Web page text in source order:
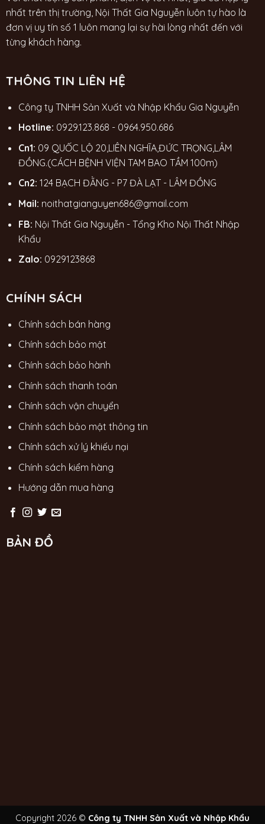
nhất trên thị trường, Nội Thất Gia Nguyễn luôn tự hào là
đơn vị uy tín số 1 luôn mang lại sự hài lòng nhất đến với
từng khách hàng.
THÔNG TIN LIÊN HỆ
Công ty TNHH Sản Xuất và Nhập Khẩu Gia Nguyễn
Hotline: 0929.123.868 - 0964.950.686
Cn1: 09 QUỐC LỘ 20,LIÊN NGHĨA,ĐỨC TRỌNG,LÂM
ĐỒNG.(CÁCH BỆNH VIỆN TAM BAO TẦM 100m)
Cn2: 124 BẠCH ĐẰNG - P7 ĐÀ LẠT - LÂM ĐỒNG
Mail: noithatgianguyen686@gmail.com
FB: Nội Thất Gia Nguyễn - Tổng Kho Nội Thất Nhập
Khẩu
Zalo: 0929123868
CHÍNH SÁCH
Chính sách bán hàng
Chính sách bảo mật
Chính sách bảo hành
Chính sách thanh toán
Chính sách vận chuyển
Chính sách bảo mật thông tin
Chính sách xử lý khiếu nại
Chính sách kiểm hàng
Hướng dẫn mua hàng
BẢN ĐỒ
Copyright 2026 © Công ty TNHH Sản Xuất và Nhập Khẩu